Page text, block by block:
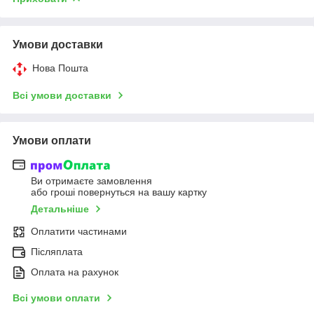
Умови доставки
Нова Пошта
Всі умови доставки
Умови оплати
Ви отримаєте замовлення
або гроші повернуться на вашу картку
Детальніше
Оплатити частинами
Післяплата
Оплата на рахунок
Всі умови оплати